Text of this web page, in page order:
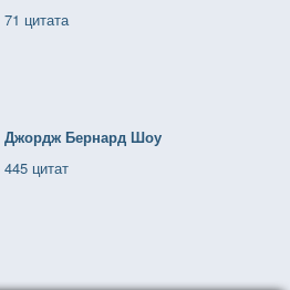
71 цитата
Джордж Бернард Шоу
445 цитат